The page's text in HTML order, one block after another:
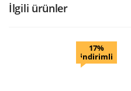
İlgili ürünler
17%
indirimli